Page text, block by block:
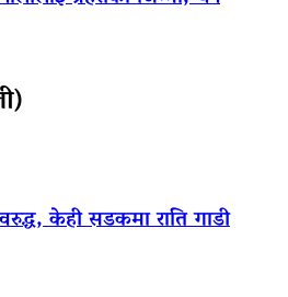
केही सडकमा राति गाडी